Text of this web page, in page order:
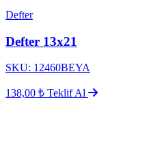
Defter
Defter 13x21
SKU: 12460BEYA
138,00 ₺ Teklif Al